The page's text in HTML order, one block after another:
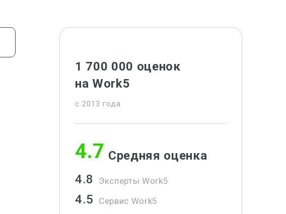
1 700 000 оценок
на Work5
c 2013 года
4.7 Средняя оценка
4.8
Эксперты Work5
4.5 Сервис Work5